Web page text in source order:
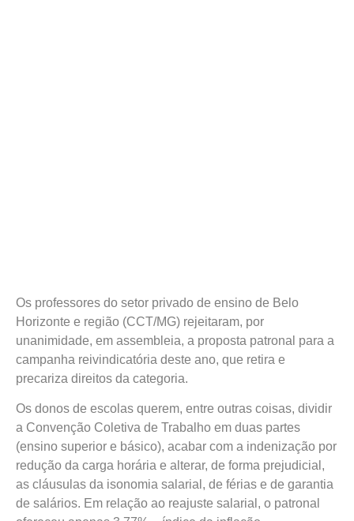
Os professores do setor privado de ensino de Belo
Horizonte e região (CCT/MG) rejeitaram, por
unanimidade, em assembleia, a proposta patronal para a
campanha reivindicatória deste ano, que retira e
precariza direitos da categoria.
Os donos de escolas querem, entre outras coisas, dividir
a Convenção Coletiva de Trabalho em duas partes
(ensino superior e básico), acabar com a indenização por
redução da carga horária e alterar, de forma prejudicial,
as cláusulas da isonomia salarial, de férias e de garantia
de salários. Em relação ao reajuste salarial, o patronal